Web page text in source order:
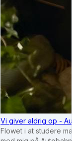
Vi giver aldrig op -
Flowet i at studere